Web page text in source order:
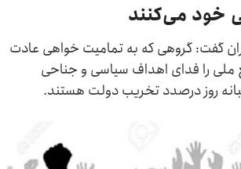
خود می‌کنند
گفت: گروهی که به تمامیت خواهی عادت
ملی را فدای اهداف سیاسی و جناحی
روز درصدد تخریب دولت هستند.